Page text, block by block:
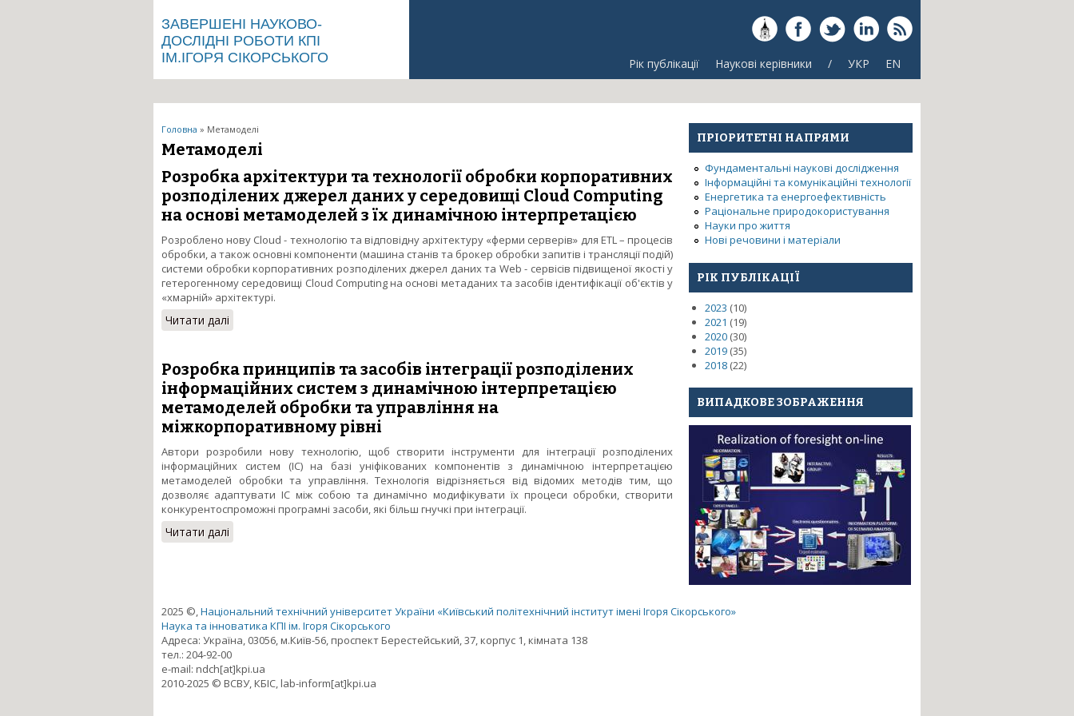
ЗАВЕРШЕНІ НАУКОВО-
ДОСЛІДНІ РОБОТИ КПІ
ІМ.ІГОРЯ СІКОРСЬКОГО
Рік публікації Наукові керівники / УКР EN
Ви є тут
Головна » Метамоделі
Метамоделі
Розробка архітектури та технології обробки корпоративних
розподілених джерел даних у середовищі Cloud Computing
на основі метамоделей з їх динамічною інтерпретацією
Розроблено нову Cloud - технологію та відповідну архітектуру «ферми серверів» для ETL – процесів
обробки, а також основні компоненти (машина станів та брокер обробки запитів і трансляції подій)
системи обробки корпоративних розподілених джерел даних та Web - сервісів підвищеної якості у
гетерогенному середовищі Cloud Computing на основі метаданих та засобів ідентифікації об'єктів у
«хмарній» архітектурі.
Читати далі про Розробка архітектури та технології обробки корпоративних розподілених джерел даних у середовищі Cloud Computing
на основі метамоделей з їх динамічною інтерпретацією
Розробка принципів та засобів інтеграції розподілених
інформаційних систем з динамічною інтерпретацією
метамоделей обробки та управління на
міжкорпоративному рівні
Автори розробили нову технологію, щоб створити інструменти для інтеграції розподілених
інформаційних систем (ІС) на базі уніфікованих компонентів з динамічною інтерпретацією
метамоделей обробки та управління. Технологія відрізняється від відомих методів тим, що
дозволяє адаптувати ІС між собою та динамічно модифікувати їх процеси обробки, створити
конкурентоспроможні програмні засоби, які більш гнучкі при інтеграції.
Читати далі про Розробка принципів та засобів інтеграції розподілених інформаційних систем з динамічною інтерпретацією метамоделей
обробки та управління на міжкорпоративному рівні
ПРІОРИТЕТНІ НАПРЯМИ
Фундаментальні наукові дослідження
Інформаційні та комунікаційні технології
Енергетика та енергоефективність
Раціональне природокористування
Науки про життя
Нові речовини і матеріали
РІК ПУБЛІКАЦІЇ
2023 (10)
2021 (19)
2020 (30)
2019 (35)
2018 (22)
ВИПАДКОВЕ ЗОБРАЖЕННЯ
2025 ©, Національний технічний університет України «Київський політехнічний інститут імені Ігоря Сікорського»
Наука та інноватика КПІ ім. Ігоря Сікорського
Адреса: Україна, 03056, м.Київ-56, проспект Берестейський, 37, корпус 1, кімната 138
тел.: 204-92-00
e-mail: ndch[at]kpi.ua
2010-2025 © ВСВУ, КБІС, lab-inform[at]kpi.ua